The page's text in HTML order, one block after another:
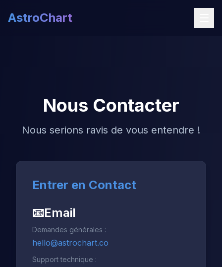
AstroChart
Nous Contacter
Nous serions ravis de vous entendre !
Entrer en Contact
📧Email
Demandes générales :
hello@astrochart.co
Support technique :